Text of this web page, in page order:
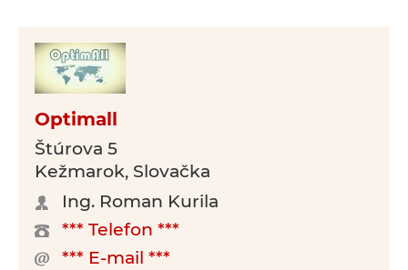
Optimall
Štúrova 5
Kežmarok, Slovačka
Ing. Roman Kurila
*** Telefon ***
*** E-mail ***